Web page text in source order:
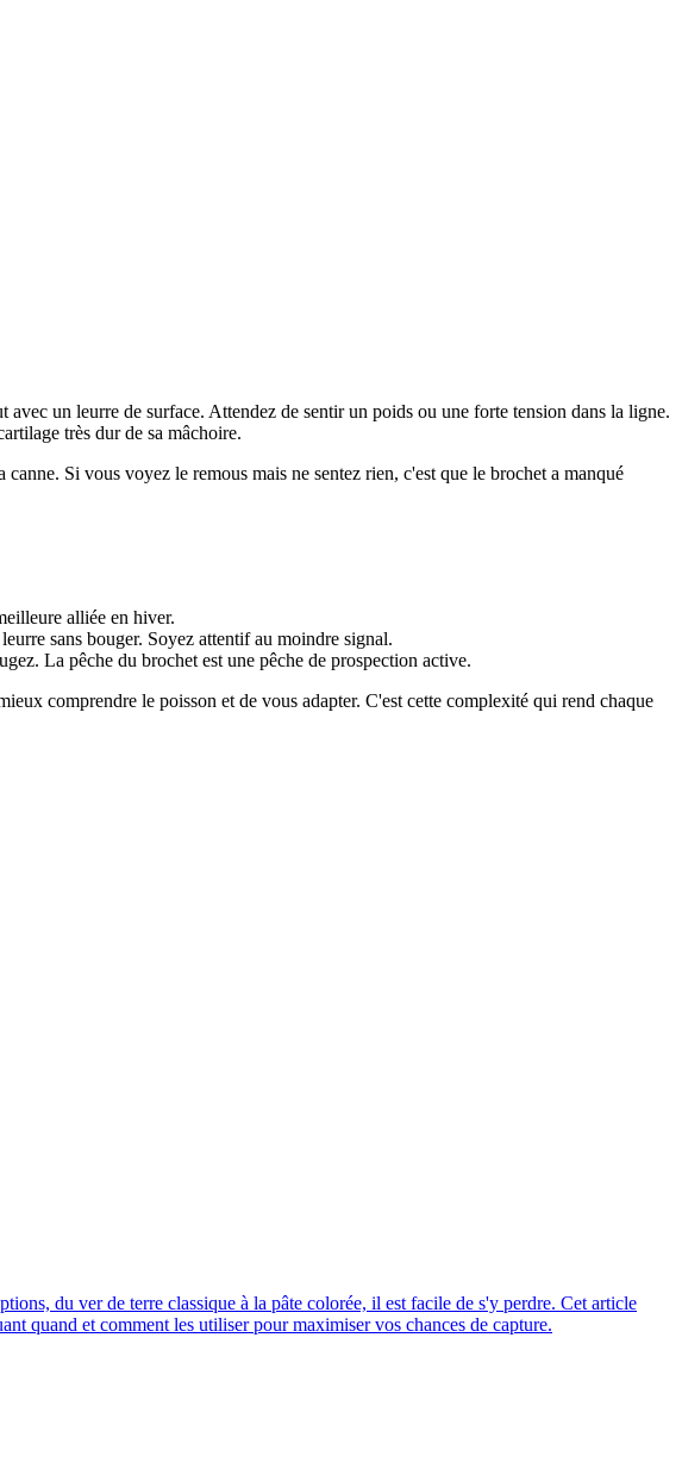
un leurre de surface. Attendez de sentir un poids ou une forte tension dans la ligne.
très dur de sa mâchoire.
Si vous voyez le remous mais ne sentez rien, c'est que le brochet a manqué
alliée en hiver.
sans bouger. Soyez attentif au moindre signal.
La pêche du brochet est une pêche de prospection active.
comprendre le poisson et de vous adapter. C'est cette complexité qui rend chaque
du ver de terre classique à la pâte colorée, il est facile de s'y perdre. Cet article
quand et comment les utiliser pour maximiser vos chances de capture.